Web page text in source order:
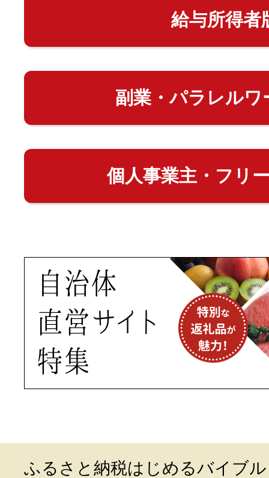
給与所得者
副業・パラレルワ
個人事業主・フリ
ふるさと納税はじめるバイブル